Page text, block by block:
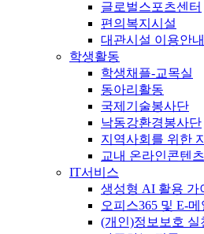
글로벌스포츠센터
편의복지시설
대관시설 이용안내
학생활동
학생채플-교목실
동아리활동
국제기술봉사단
낙동강환경봉사단
지역사회를 위한
교내 온라인콘텐츠
IT서비스
생성형 AI 활용 가
오피스365 및 E-
(개인)정보보호 실